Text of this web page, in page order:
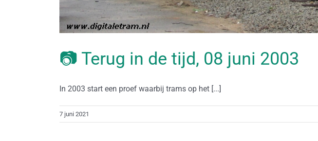
📷 Terug in de tijd, 08 juni 2003
In 2003 start een proef waarbij trams op het [...]
7 juni 2021